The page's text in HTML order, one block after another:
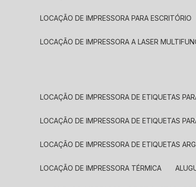
LOCAÇÃO DE IMPRESSORA PARA ESCRITÓRIO
LOCAÇÃO DE IMPRESSORA A LASER
LOCAÇÃO DE IMPRESSORA DE ETIQUETAS
LOCAÇÃO DE IMPRESSORA DE ETIQUETAS
LOCAÇÃO DE IMPRESSORA DE ETIQUETAS
LOCAÇÃO DE IMPRESSORA TÉRMICA